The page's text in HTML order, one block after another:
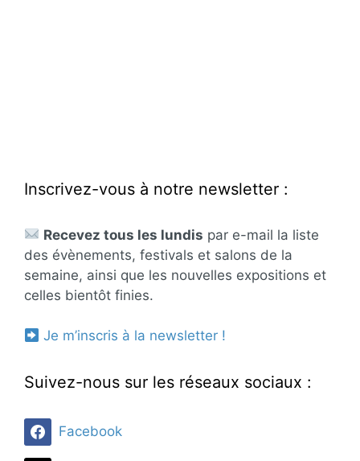
Inscrivez-vous à notre newsletter :
Recevez tous les lundis par e-mail la liste
des évènements, festivals et salons de la
semaine, ainsi que les nouvelles expositions et
celles bientôt finies.
Je m’inscris à la newsletter !
Suivez-nous sur les réseaux sociaux :
Facebook